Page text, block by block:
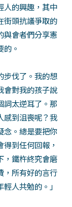
人的興趣，其中
街頭抗議爭取的
與會者們分享憲
。
步伐了。我的想
會對我的孩子說
詞太逆耳了。那
感到沮喪呢？我
念。總是要把你
到任何回報，
，鐵杵終究會磨
，所有好的言行
人共勉的。」